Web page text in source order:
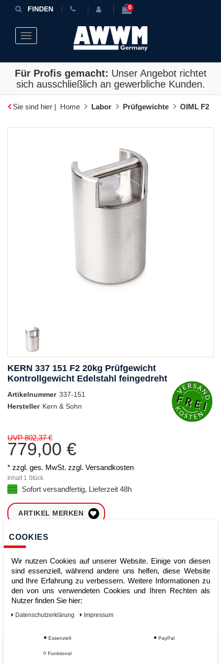
FINDEN 0
Toggle navigation
Für Profis gemacht: Unser Angebot richtet
sich ausschließlich an gewerbliche Kunden.
Sie sind hier | Home Labor Prüfgewichte OIML F2
KERN 337 151 F2 20kg Prüfgewicht
Kontrollgewicht Edelstahl feingedreht
Artikelnummer 337-151
Hersteller Kern & Sohn
UVP 802,37 €
779,00 €
* zzgl. ges. MwSt. zzgl. Versandkosten
Inhalt 1 Stück
Sofort versandfertig, Lieferzeit 48h
ARTIKEL MERKEN
ZUM WARENKORB
Sofort lieferbar
Kauf auf Rechnung
COOKIES
Wir nutzen Cookies auf unserer Website. Einige von diesen
sind essenziell, während andere uns helfen, diese Website
und Ihre Erfahrung zu verbessern. Weitere Informationen zu
den von uns verwendeten Cookies und Ihren Rechten als
Nutzer finden Sie hier:
Daten­schutz­erklärung Impressum
Essenziell PayPal
Funktional